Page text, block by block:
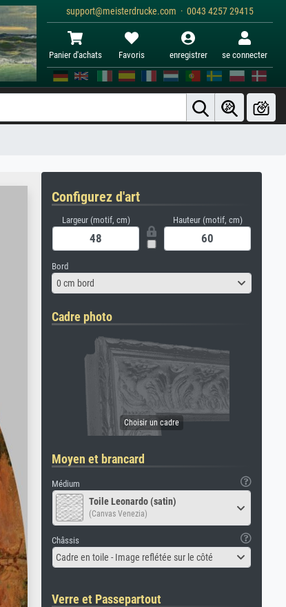
support@meisterdrucke.com · 0043 4257 29415
Panier d'achats Favoris enregistrer se connecter
Configurez d'art
Largeur (motif, cm) Hauteur (motif, cm)
Bord
0 cm bord
Cadre photo
Moyen et brancard
Médium
Toile Leonardo (satin)
(Canvas Venezia)
Châssis
Cadre en toile - Image reflétée sur le côté
Verre et Passepartout